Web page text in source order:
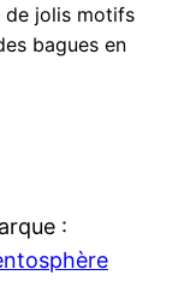
de jolis motifs
bagues en
: